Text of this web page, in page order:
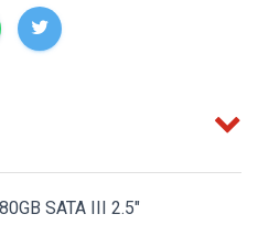
SATA III 2.5"